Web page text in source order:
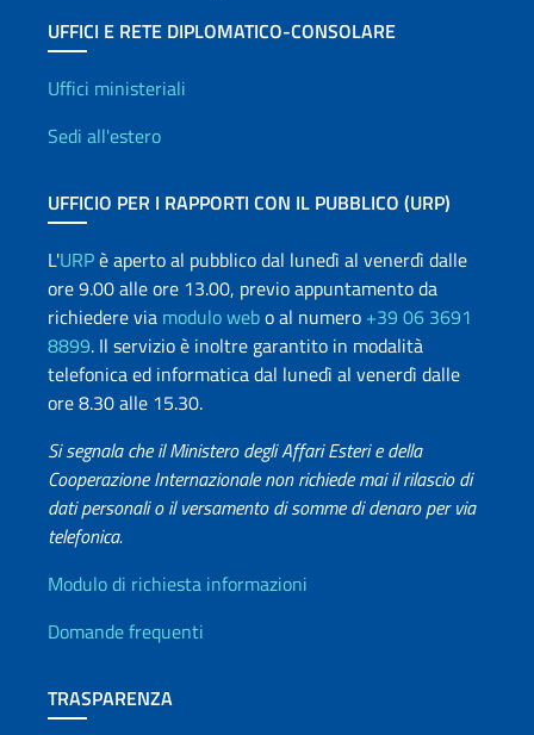
UFFICI E RETE DIPLOMATICO-CONSOLARE
Uffici e Rete diplomatica
Uffici ministeriali
Sedi all'estero
UFFICIO PER I RAPPORTI CON IL PUBBLICO (URP)
L'URPè aperto al pubblico dal lunedì al venerdì dalle
ore 9.00 alle ore 13.00, previo appuntamento da
richiedere via modulo webo al numero +39 06 3691
8899. Il servizio è inoltre garantito in modalità
telefonica ed informatica dal lunedì al venerdì dalle
ore 8.30 alle 15.30.
Si segnala che il Ministero degli Affari Esteri e della
Cooperazione Internazionale non richiede mai il rilascio di
dati personali o il versamento di somme di denaro per via
telefonica.
Info utili
Modulo di richiesta informazioni
Domande frequenti
TRASPARENZA